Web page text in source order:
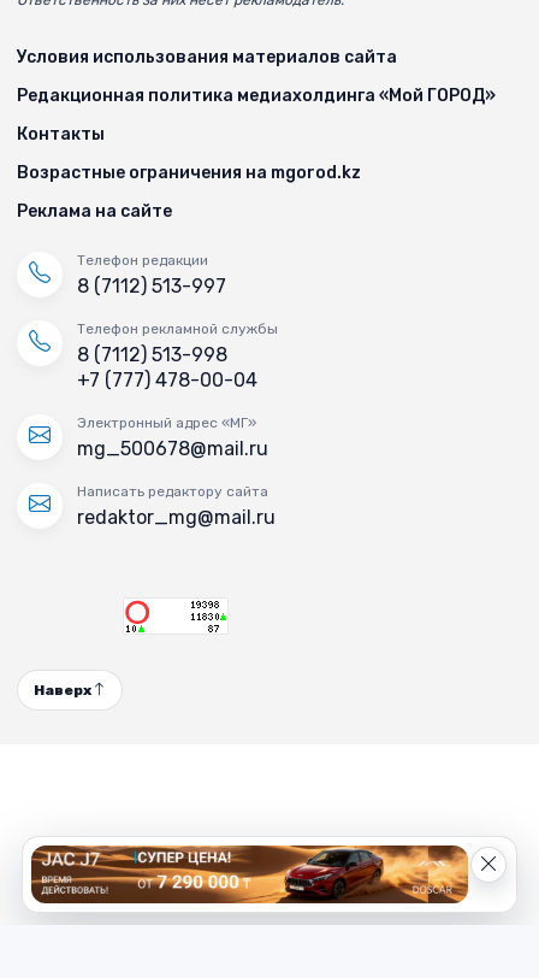
Условия использования материалов сайта
Редакционная политика медиахолдинга «Мой ГОРОД»
Контакты
Возрастные ограничения на mgorod.kz
Реклама на сайте
Телефон редакции
8 (7112) 513-997
Телефон рекламной службы
8 (7112) 513-998
+7 (777) 478-00-04
Электронный адрес «МГ»
mg_500678@mail.ru
Написать редактору сайта
redaktor_mg@mail.ru
Наверх